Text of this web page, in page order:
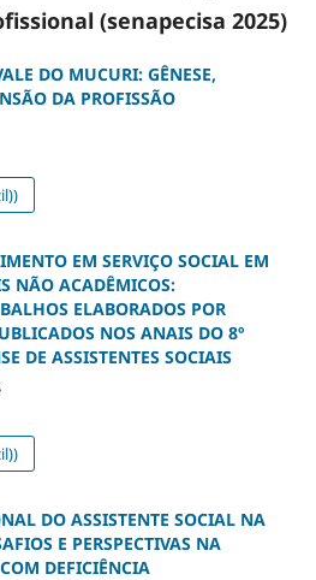
(senapecisa 2025)
DO MUCURI: GÊNESE,
DA PROFISSÃO
EM SERVIÇO SOCIAL EM
NÃO ACADÊMICOS:
ELABORADOS POR
NOS ANAIS DO 8º
DE ASSISTENTES SOCIAIS
DO ASSISTENTE SOCIAL NA
E PERSPECTIVAS NA
DEFICIÊNCIA